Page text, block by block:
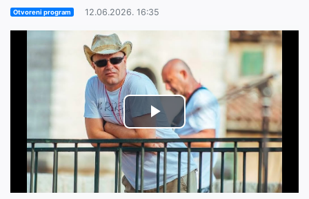
Otvoreni program 12.06.2026. 16:35
Play
Video